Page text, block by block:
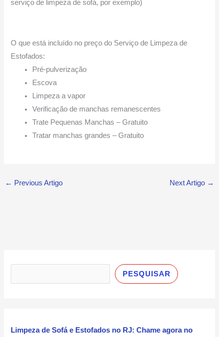
serviço de limpeza de sofá, por exemplo)
O que está incluído no preço do Serviço de Limpeza de
Estofados:
Pré-pulverização
Escova
Limpeza a vapor
Verificação de manchas remanescentes
Trate Pequenas Manchas – Gratuito
Tratar manchas grandes – Gratuito
← Previous Artigo Next Artigo →
s
i
PESQUISAR
Limpeza de Sofá e Estofados no RJ: Chame agora no